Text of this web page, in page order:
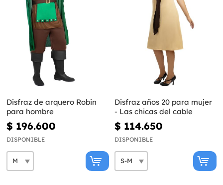
Disfraz de arquero Robin
para hombre
$ 196.600
DISPONIBLE
Disfraz años 20 para mujer
- Las chicas del cable
$ 114.650
DISPONIBLE